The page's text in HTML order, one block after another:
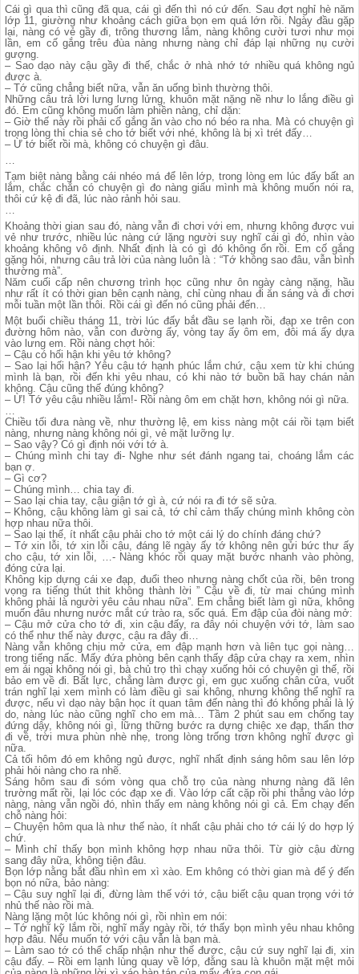
Cái gì qua thì cũng đã qua, cái gì đến thì nó cứ đến. Sau đợt nghỉ hè năm
lớp 11, giường như khoảng cách giữa bọn em quá lớn rồi. Ngày đầu gặp
lại, nàng có vẻ gầy đi, trông thương lắm, nàng không cười tươi như mọi
lần, em cố gắng trêu đùa nàng nhưng nàng chỉ đáp lại những nụ cười
gượng.
– Sao dạo này cậu gầy đi thế, chắc ở nhà nhớ tớ nhiều quá không ngủ
được à.
– Tớ cũng chẳng biết nữa, vẫn ăn uống bình thường thôi.
Những câu trả lời lưng lưng lửng, khuôn mặt nặng nề như lo lắng điều gì
đó. Em cũng không muốn làm phiền nàng, chỉ dặn:
– Giờ thế này rồi phải cố gắng ăn vào cho nó béo ra nha. Mà có chuyện gì
trong lòng thì chia sẻ cho tớ biết với nhé, không là bị xì trét đấy…
– Ừ tớ biết rồi mà, không có chuyện gì đâu.
…
Tạm biệt nàng bằng cái nhéo má để lên lớp, trong lòng em lúc đấy bất an
lắm, chắc chắn có chuyện gì đo nàng giấu mình mà không muốn nói ra,
thôi cứ kệ đi đã, lúc nào rảnh hỏi sau.
…
Khoảng thời gian sau đó, nàng vẫn đi chơi với em, nhưng không được vui
vẻ như trước, nhiều lúc nàng cứ lặng người suy nghĩ cái gì đó, nhìn vào
khoảng không vô định. Nhất định là có gì đó không ổn rồi. Em cố gắng
gặng hỏi, nhưng câu trả lời của nàng luôn là : “Tớ không sao đâu, vẫn bình
thường mà”.
Năm cuối cấp nên chương trình học cũng như ôn ngày càng nặng, hầu
như rất ít có thời gian bên cạnh nàng, chỉ cùng nhau đi ăn sáng và đi chơi
mỗi tuần một lần thôi. Rồi cái gì đến nó cũng phải đến…
Một buổi chiều tháng 11, trời lúc đấy bắt đầu se lạnh rồi, đạp xe trên con
đường hôm nào, vẫn con đường ấy, vòng tay ấy ôm em, đôi má ấy dựa
vào lưng em. Rồi nàng chợt hỏi:
– Cậu có hối hận khi yêu tớ không?
– Sao lại hối hận? Yêu cậu tớ hạnh phúc lắm chứ, cậu xem từ khi chúng
mình là bạn, rồi đến khi yêu nhau, có khi nào tớ buồn bã hay chán nản
không. Cậu cũng thế đúng không?
– Ừ! Tớ yêu cậu nhiều lắm!- Rồi nàng ôm em chặt hơn, không nói gì nữa.
…
Chiều tối đưa nàng về, như thường lệ, em kiss nàng một cái rồi tạm biết
nàng, nhưng nàng không nói gì, vẻ mặt lưỡng lự.
– Sao vậy? Có gì định nói với tớ à.
– Chúng mình chi tay đi- Nghe như sét đánh ngang tai, choáng lắm các
bạn ợ.
– Gì cơ?
– Chúng mình… chia tay đi.
– Sao lại chia tay, cậu giận tớ gì à, cứ nói ra đi tớ sẽ sửa.
– Không, cậu không làm gì sai cả, tớ chỉ cảm thấy chúng mình không còn
hợp nhau nữa thôi.
– Sao lại thế, ít nhất cậu phải cho tớ một cái lý do chính đáng chứ?
– Tớ xin lỗi, tớ xin lỗi cậu, đáng lẽ ngày ấy tớ không nên gửi bức thư ấy
cho cậu, tớ xin lỗi, …- Nàng khóc rồi quay mặt bước nhanh vào phòng,
đóng cửa lại.
Không kịp dựng cái xe đạp, đuổi theo nhưng nàng chốt của rồi, bên trong
vọng ra tiếng thút thit không thành lời ” Cậu về đi, từ mai chúng mình
không phải là người yêu cảu nhau nữa”. Em chẳng biết làm gì nữa, không
muốn đâu nhưng nước mắt cứ trào ra, sốc quá. Em đập của đòi nàng mở:
– Cậu mở cửa cho tớ đi, xin cậu đấy, ra đây nói chuyện với tớ, làm sao
có thể như thế này được, cậu ra đây đi…
Nàng vẫn không chịu mở cửa, em đập mạnh hơn và liên tục gọi nàng…
trong tiếng nấc. Mấy đứa phòng bên cạnh thấy đập cửa chạy ra xem, nhìn
em ái ngại không nói gì, bà chủ trọ thì chạy xuống hỏi có chuyện gì thế, rồi
bảo em về đi. Bất lực, chẳng làm được gì, em gục xuống chân cửa, vuốt
trán nghĩ lại xem mình có làm điều gì sai không, nhưng không thể nghĩ ra
được, nếu vì dạo này bận học ít quan tâm đến nàng thì đó không phải là lý
do, nàng lúc nào cũng nghĩ cho em mà… Tầm 2 phút sau em chống tay
đứng dậy, không nói gì, lững thững bước ra dựng chiệc xe đạp, thẩn thơ
đi về, trời mưa phùn nhè nhẹ, trong lòng trống trơn không nghĩ được gì
nữa.
Cả tối hôm đó em không ngủ được, nghĩ nhất định sáng hôm sau lên lớp
phải hỏi nàng cho ra nhẽ.
Sáng hôm sau đi sóm vòng qua chỗ trọ của nàng nhưng nàng đã lên
trường mất rồi, lại lóc cóc đạp xe đi. Vào lớp cất cặp rồi phi thẳng vào lớp
nàng, nàng vẫn ngồi đó, nhìn thấy em nàng không nói gì cả. Em chạy đến
chỗ nàng hỏi:
– Chuyện hôm qua là như thế nào, ít nhất cậu phải cho tớ cái lý do hợp lý
chứ.
– Mình chỉ thấy bọn mình không hợp nhau nữa thôi. Từ giờ cậu đừng
sang đây nữa, không tiện đâu.
Bọn lớp nằng bắt đầu nhìn em xì xào. Em không có thời gian mà để ý đến
bọn nó nữa, bảo nàng:
– Cậu suy nghĩ lại đi, đừng làm thế với tớ, cậu biết cậu quan trọng với tớ
nhủ thế nào rồi mà.
Nàng lặng một lúc không nói gì, rồi nhìn em nói:
– Tớ nghĩ kỹ lắm rồi, nghĩ mấy ngày rồi, tớ thấy bọn mình yêu nhau không
hợp đâu. Nếu muốn tớ với cậu vẫn là bạn mà.
– Làm sao tớ có thể chấp nhận như thế được, cậu cứ suy nghĩ lại đi, xin
cậu đấy. – Rồi em lạnh lùng quay về lớp, đằng sau là khuôn mặt mệt mỏi